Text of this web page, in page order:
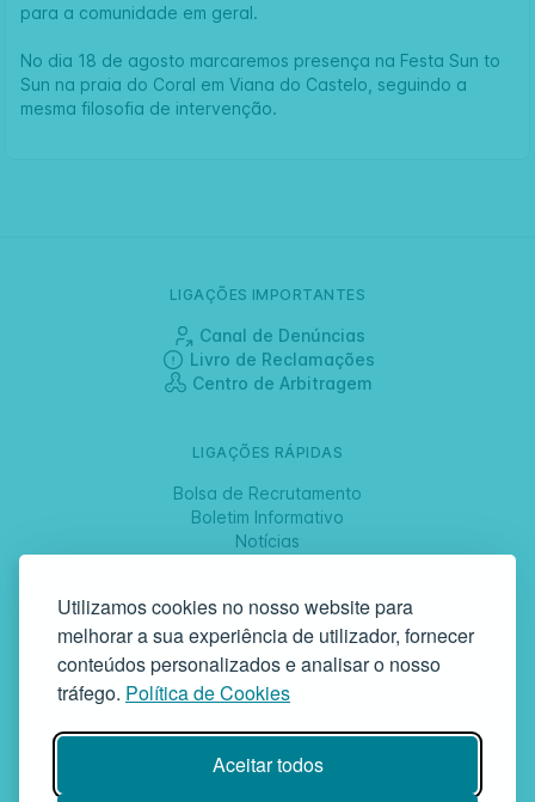
Utilizamos cookies no nosso website para
melhorar a sua experiência de utilizador, fornecer
conteúdos personalizados e analisar o nosso
tráfego. Política de Cookies
Aceitar todos
para a comunidade em geral.
No dia 18 de agosto marcaremos presença na Festa Sun to
Sun na praia do Coral em Viana do Castelo, seguindo a
mesma filosofia de intervenção.
LIGAÇÕES IMPORTANTES
Canal de Denúncias
Livro de Reclamações
Centro de Arbitragem
LIGAÇÕES RÁPIDAS
Bolsa de Recrutamento
Boletim Informativo
Notícias
SIGA-NOS
GAF | Gabinete de Atendimento à Família
Rua da Bandeira, 342 | 4900-561 Viana do Castelo | tel +351 258